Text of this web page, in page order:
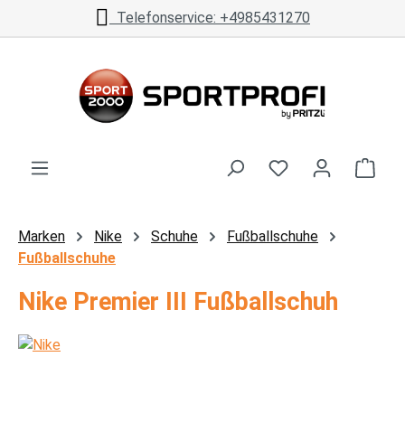
Zum Hauptinhalt springenTelefonservice: +4985431270
Marken Nike Schuhe
Fußballschuhe
Fußballschuhe
Nike Premier III Fußballschuh